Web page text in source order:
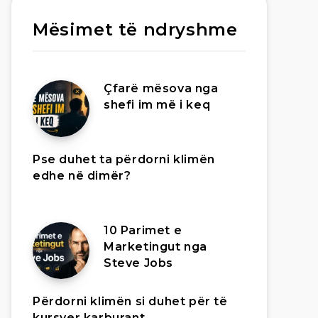
Mësimet të ndryshme
Çfarë mësova nga
shefi im më i keq
Pse duhet ta përdorni klimën
edhe në dimër?
10 Parimet e
Marketingut nga
Steve Jobs
Përdorni klimën si duhet për të